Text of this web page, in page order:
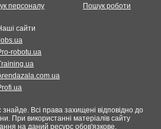
персоналу
Пошук роботи
сайти
robotu.ua
Всі права захищені відповідно до
При використанні матеріалів сайту
на даний ресурс обов'язкове.